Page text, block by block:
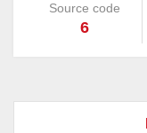
Source code
6